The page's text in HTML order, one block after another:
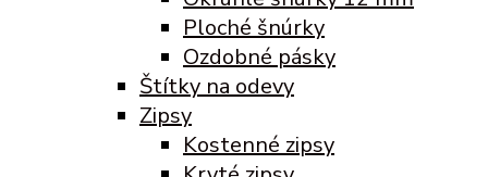
Ploché šnúrky
Ozdobné pásky
Štítky na odevy
Zipsy
Kostenné zipsy